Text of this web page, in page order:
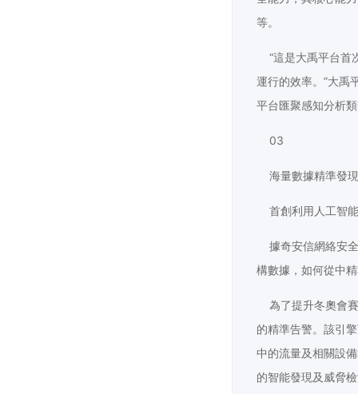
等。
“這是大禹平台首
運行的效率。”大禹
平台匯聚感知分析
03
海量數據精準發現
首創利用人工智
據奇安信網絡安
構數據，如何從中
為了提升冬奧會
的精準告警。該引
中的流量及相關設
的智能發現及威脅